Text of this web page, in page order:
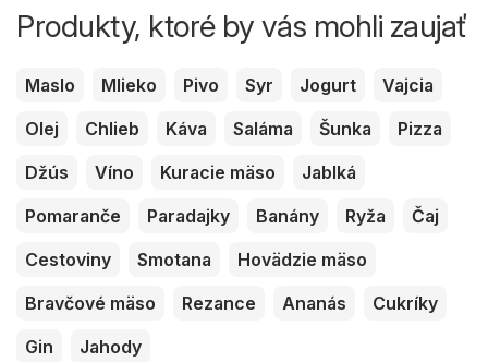
Produkty, ktoré by vás mohli zaujať
Maslo Mlieko Pivo Syr Jogurt
Vajcia
Olej
Chlieb Káva Saláma Šunka
Pizza
Džús
Víno Kuracie mäso
Jablká
Pomaranče
Paradajky Banány Ryža
Čaj
Cestoviny
Smotana
Hovädzie mäso
Bravčové mäso
Rezance Ananás
Cukríky
Gin
Jahody